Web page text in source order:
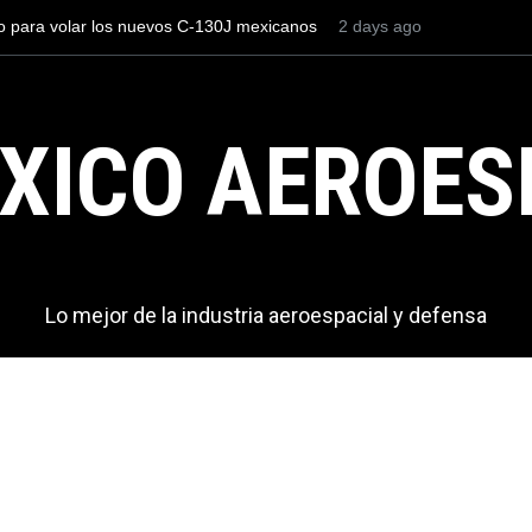
el AIFA está entre los aeropuertos con
La industria naval
2 days ago
Lo mejor de la industria aeroespacial y defensa